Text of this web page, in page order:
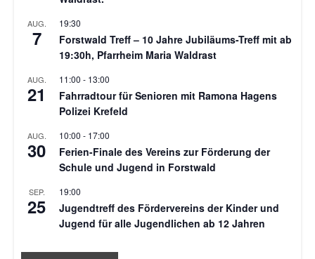
AUG.
7
19:30
Forstwald Treff – 10 Jahre Jubiläums-Treff mit ab
19:30h, Pfarrheim Maria Waldrast
AUG.
21
11:00 - 13:00
Fahrradtour für Senioren mit Ramona Hagens
Polizei Krefeld
AUG.
30
10:00 - 17:00
Ferien-Finale des Vereins zur Förderung der
Schule und Jugend in Forstwald
SEP.
25
19:00
Jugendtreff des Fördervereins der Kinder und
Jugend für alle Jugendlichen ab 12 Jahren